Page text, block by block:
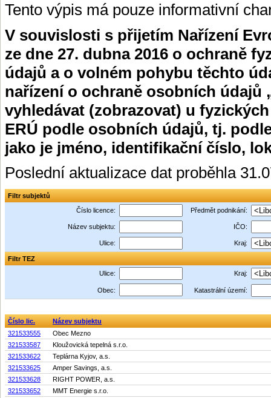
Tento výpis má pouze informativní
V souvislosti s přijetím Nařízení
ze dne 27. dubna 2016 o ochraně
údajů a o volném pohybu těchto
nařízení o ochraně osobních údajů
vyhledávat (zobrazovat) u
ERÚ podle osobních údajů, tj.
jako je jméno, identifikační číslo,
Poslední aktualizace dat proběhla
Filtr subjektů
Číslo licence:
Předmět podnikání:
Název subjektu: IČO:
Ulice: Kraj:
Filtr TEZ
Ulice:
Kraj:
Obec: Katastrální území:
Číslo lic.
Název subjektu
321533555
Obec Mezno
321533587
Kloužovická tepelná s.r.o.
321533622
Teplárna Kyjov, a.s.
321533625
Amper Savings, a.s.
321533628
RIGHT POWER, a.s.
321533652
MMT Energie s.r.o.